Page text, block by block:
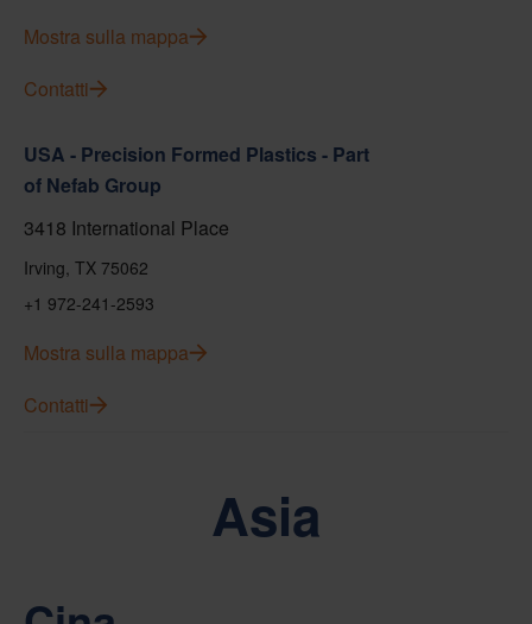
Mostra sulla mappa
Contatti
USA - Precision Formed Plastics - Part
of Nefab Group
3418 International Place
Irving, TX 75062
+1 972-241-2593
Mostra sulla mappa
Contatti
Asia